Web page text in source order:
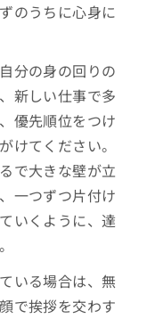
のうちに心身に
分の身の回りの
新しい仕事で多
優先順位をつけ
けてください。
で大きな壁が立
一つずつ片付け
いくように、達
いる場合は、無
で挨拶を交わす